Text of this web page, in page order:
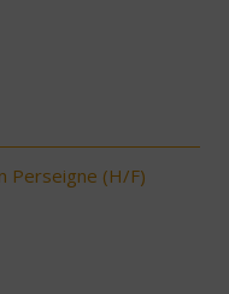
Perseigne (H/F)